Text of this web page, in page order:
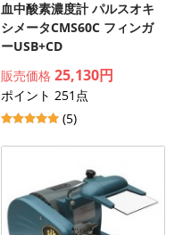
血中酸素濃度計 パルスオキ
シメータCMS60C フィンガ
ーUSB+CD
販売価格 25,130円
ポイント 251点
(5)